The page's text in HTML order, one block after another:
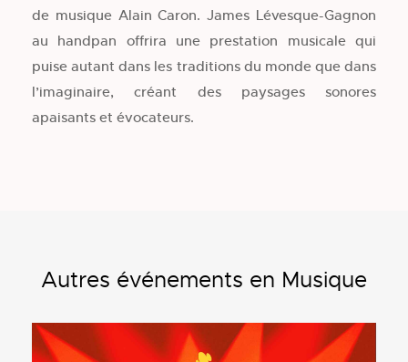
de musique Alain Caron. James Lévesque-Gagnon
au handpan offrira une prestation musicale qui
puise autant dans les traditions du monde que dans
l’imaginaire, créant des paysages sonores
apaisants et évocateurs.
Autres événements en Musique